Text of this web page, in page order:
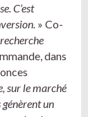
C’est
» Co-
dans
sur le marché
génèrent un